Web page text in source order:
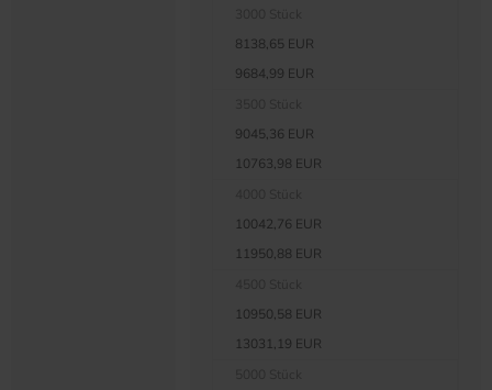
8138,65 EUR
9684,99 EUR
9045,36 EUR
10763,98 EUR
10042,76 EUR
11950,88 EUR
10950,58 EUR
13031,19 EUR